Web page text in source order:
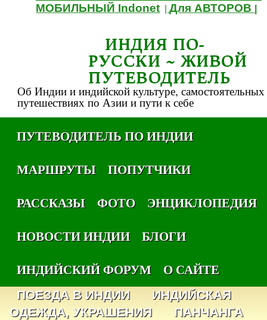
МОБИЛЬНЫЙ Indonet |Для АВТОРОВ
ИНДИЯ ПО-
РУССКИ ~ ЖИВОЙ
ПУТЕВОДИТЕЛЬ
Об Индии и индийской культуре, самостоятельных
путешествиях по Азии и пути к себе
ПУТЕВОДИТЕЛЬ ПО ИНДИИ
МАРШРУТЫ
ПОПУТЧИКИ
РАССКАЗЫ
ФОТО
ЭНЦИКЛОПЕДИЯ
НОВОСТИ ИНДИИ
БЛОГИ
ИНДИЙСКИЙ ФОРУМ
О САЙТЕ
ПОЕЗДА В ИНДИИ
ИНДИЙСКАЯ
ОДЕЖДА, УКРАШЕНИЯ
ПАНЧАНГА